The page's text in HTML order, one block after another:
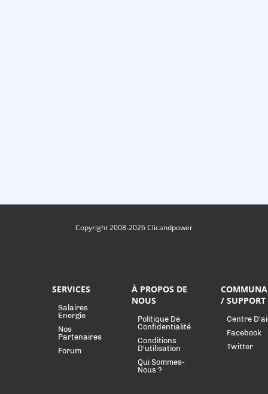
Copyright 2008-2026 Clicandpower
SERVICES
Salaires
Energie
Nos
Partenaires
Forum
À PROPOS DE
NOUS
Politique De
Confidentialité
Conditions
D'utilisation
Qui Sommes-
Nous ?
/ SUPPORT
Centre
Facebook
Twitter